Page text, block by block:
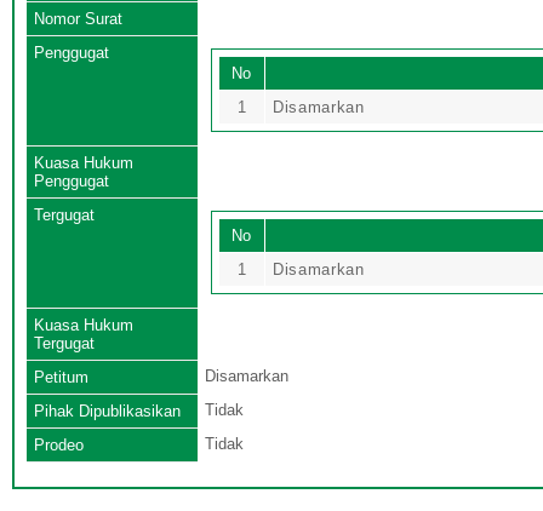
Nomor Surat
Penggugat
No
1
Disamarkan
Kuasa Hukum
Penggugat
Tergugat
No
1
Disamarkan
Kuasa Hukum
Tergugat
Petitum
Disamarkan
Pihak Dipublikasikan
Tidak
Prodeo
Tidak